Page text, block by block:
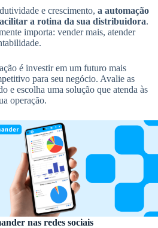
e crescimento, a automação
a rotina da sua distribuidora.
importa: vender mais, atender
é investir em um futuro mais
para seu negócio. Avalie as
e escolha uma solução que atenda às
operação.
nas redes sociais